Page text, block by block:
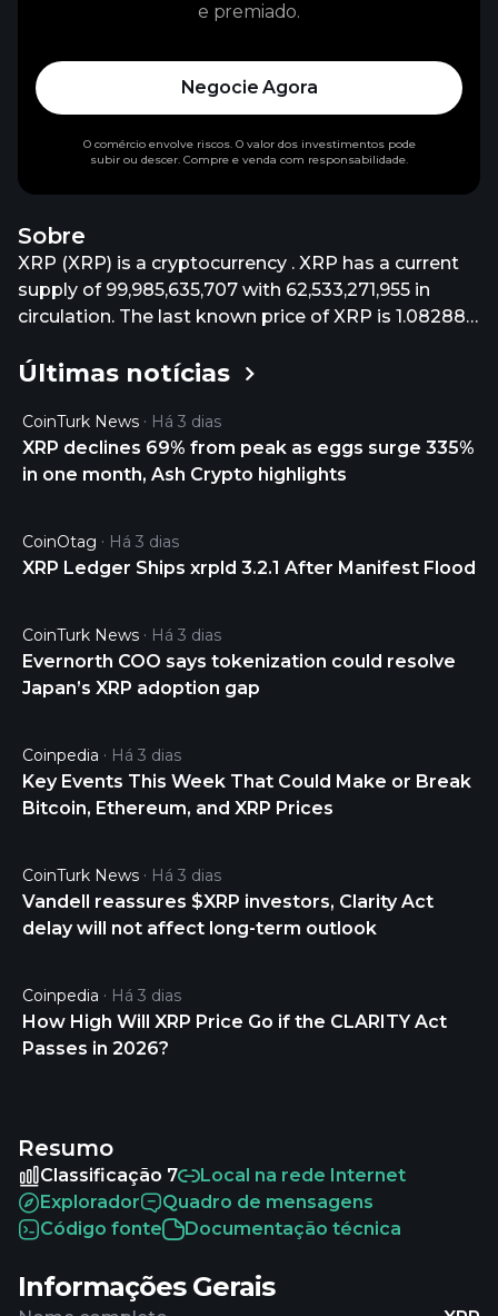
Sobre
XRP (XRP) is a cryptocurrency . XRP has a current
supply of 99,985,635,707 with 62,533,271,955 in
circulation. The last known price of XRP is 1.08288
currently trading on 1852 active market(s) with
More information can be found at https://xrpl.org/.
Últimas notícias
CoinTurk News Há 3 dias
XRP declines 69% from peak as eggs surge 335%
in one month, Ash Crypto highlights
CoinOtag Há 3 dias
XRP Ledger Ships xrpld 3.2.1 After Manifest Flood
CoinTurk News Há 3 dias
Evernorth COO says tokenization could resolve
Japan’s XRP adoption gap
Coinpedia Há 3 dias
Key Events This Week That Could Make or Break
Bitcoin, Ethereum, and XRP Prices
CoinTurk News Há 3 dias
Vandell reassures $XRP investors, Clarity Act
delay will not affect long-term outlook
Coinpedia Há 3 dias
How High Will XRP Price Go if the CLARITY Act
Passes in 2026?
Resumo
Classificação 7
Local na rede Internet
Explorador
Quadro de mensagens
Código fonte
Documentação técnica
Informações Gerais
e premiado.
Negocie Agora
O comércio envolve riscos. O valor dos investimentos pode
subir ou descer. Compre e venda com responsabilidade.